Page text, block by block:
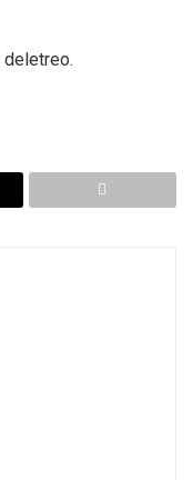
deletreo.